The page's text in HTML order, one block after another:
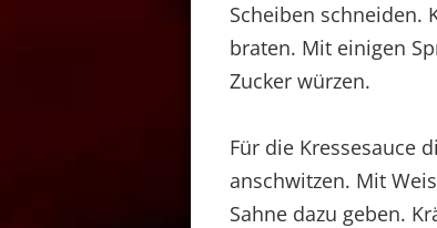
Scheiben schneiden.
braten. Mit einigen
Zucker würzen.
Für die Kressesauce
anschwitzen. Mit
Sahne dazu geben.